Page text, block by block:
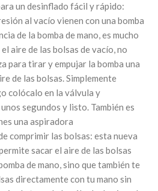
un desinflado fácil y rápido:
al vacío vienen con una bomba
de la bomba de mano, es mucho
aire de las bolsas de vacío, no
para tirar y empujar la bomba una
de las bolsas. Simplemente
colócalo en la válvula y
segundos y listo. También es
una aspiradora
comprimir las bolsas: esta nueva
sacar el aire de las bolsas
de mano, sino que también te
directamente con tu mano sin